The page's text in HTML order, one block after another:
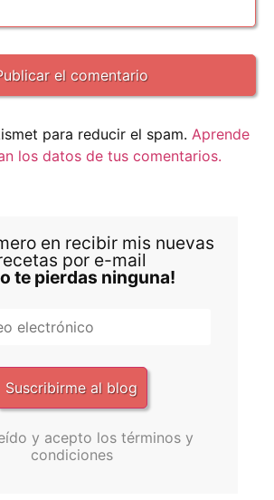
para reducir el spam. Aprende
los datos de tus comentarios.
en recibir mis nuevas
por e-mail
te pierdas ninguna!
y acepto los términos y
condiciones